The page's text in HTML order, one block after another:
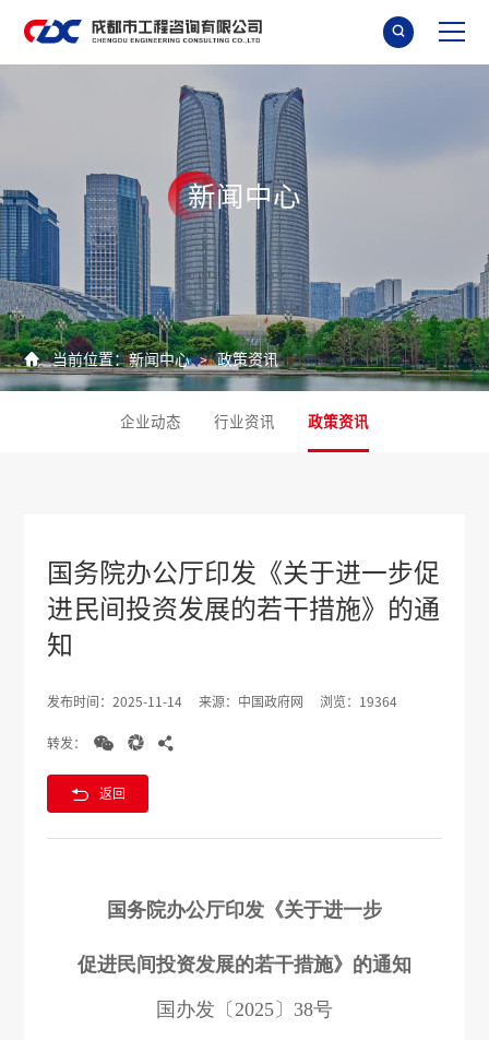

新闻 中心
 当前位置：新闻中心 > 政策资讯
企业动态 行业资讯 政策资讯
国务院办公厅印发《关于进一步促
进民间投资发展的若干措施》的通
知
发布时间：2025-11-14 来源：中国政府网 浏览：19364
转发：   
 返回
国务院办公厅印发《关于进一步
促进民间投资发展的若干措施》的通知
国办发〔2025〕38号